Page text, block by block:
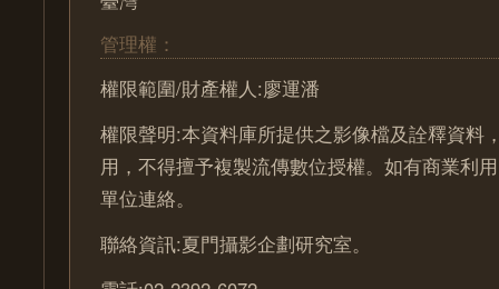
管理權：
權限範圍/財產權人:廖運潘
權限聲明:本資料庫所提供之影像檔及詮釋資料
用，不得擅予複製流傳數位授權。如有商業利
單位連絡。
聯絡資訊:夏門攝影企劃研究室。